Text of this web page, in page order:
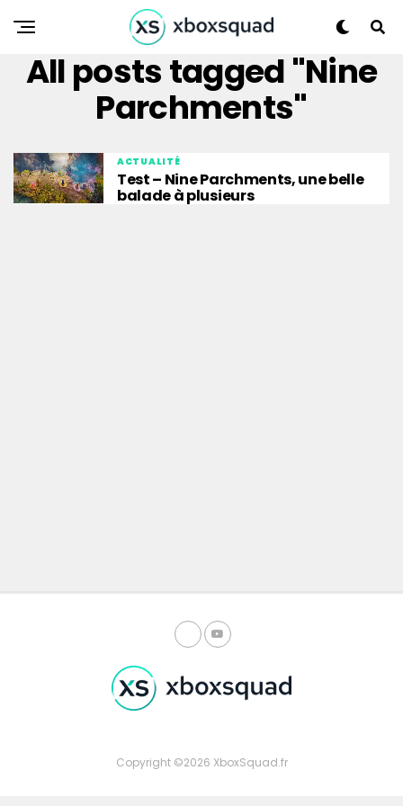
All posts tagged "Nine
Parchments"
ACTUALITÉ
Test – Nine Parchments, une belle
balade à plusieurs
Copyright ©2026 XboxSquad.fr